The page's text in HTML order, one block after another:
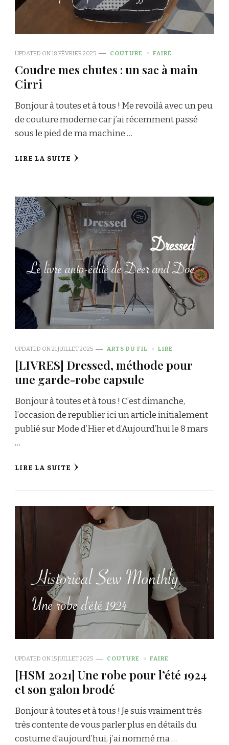
UPDATED ON18 FÉVRIER 2025 COUTURE FAIRE
Coudre mes chutes : un sac à main
Cirri
Bonjour à toutes et à tous ! Me revoilà avec un peu
de couture moderne car j’ai récemment passé
sous le pied de ma machine …
LIRE LA SUITE
UPDATED ON21 JUILLET 2025 ARTS DU FIL LIRE
[LIVRES] Dressed, méthode pour
une garde-robe capsule
Bonjour à toutes et à tous ! C’est dimanche,
l’occasion de republier ici un article initialement
publié sur Mode d’Hier et d’Aujourd’hui le 8 mars
…
LIRE LA SUITE
UPDATED ON15 JUILLET 2025 COUTURE FAIRE
[HSM 2021] Une robe pour l’été 1924
et son galon brodé
Bonjour à toutes et à tous ! Je suis vraiment très
très contente de vous parler plus en détails du
costume d’aujourd’hui, j’ai nommé ma …